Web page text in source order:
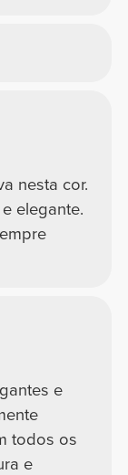
nesta cor.
elegante.
e
todos os
e